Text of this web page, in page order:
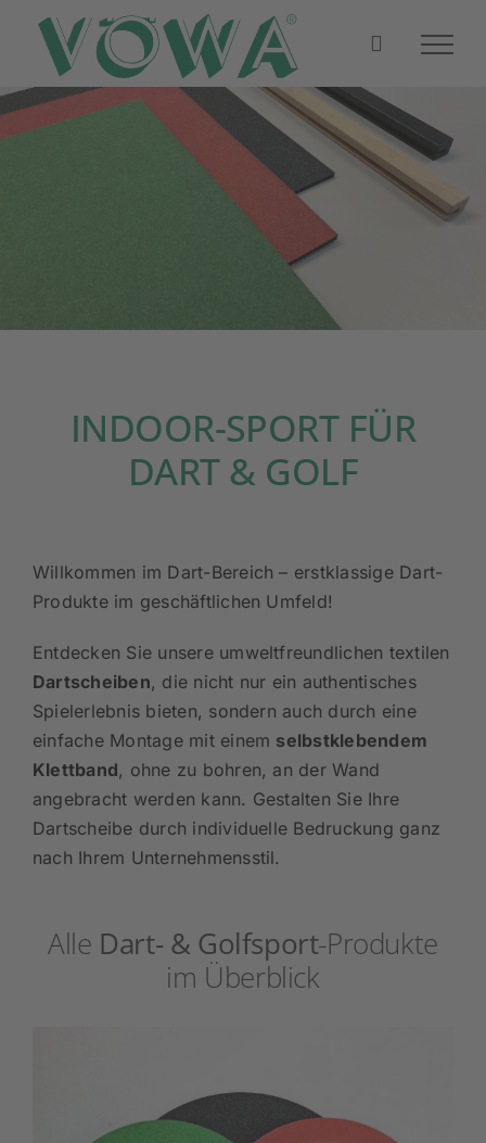
Inhalt
springen
INDOOR-SPORT FÜR
DART & GOLF
Willkommen im Dart-Bereich – erstklassige Dart-
Produkte im geschäftlichen Umfeld!
Entdecken Sie unsere umweltfreundlichen textilen
Dartscheiben, die nicht nur ein authentisches
Spielerlebnis bieten, sondern auch durch eine
einfache Montage mit einem selbstklebendem
Klettband, ohne zu bohren, an der Wand
angebracht werden kann. Gestalten Sie Ihre
Dartscheibe durch individuelle Bedruckung ganz
nach Ihrem Unternehmensstil.
Alle Dart- & Golfsport-Produkte
im Überblick